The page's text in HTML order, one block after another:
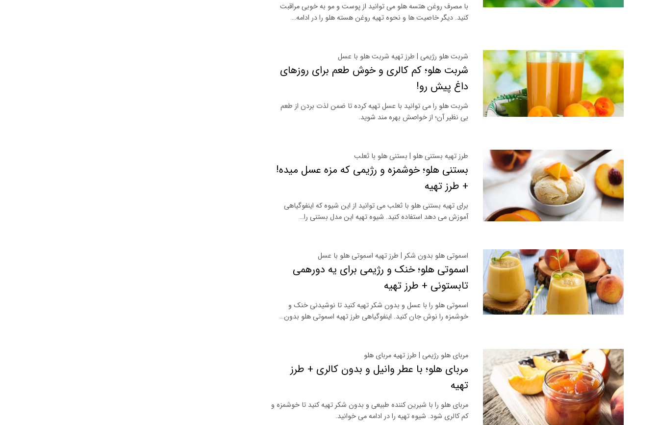
با مصرف روغن هتسه هلو می توانید از پوست و مو به خوبی مراقبت
کنید. دیگر خاصیت ها و نحوه تهیه روغن هسته هلو را در ادامه…
شربت هلو رژیمی | طرز تهیه شربت هلو با عسل
شربت هلو؛ کم کالری و خوش طعم برای روزهای
داغ پیش رو!
شربت هلو را می توانید با عسل تهیه کرده تا ضمن لذت بردن از طعم
بی نظیر آن؛ از خواصش بهره مند شوید.
طرز تهیه بستنی هلو | بستنی هلو با ثعلب
بستنی هلو؛ خوشمزه و رژیمی که مزه عسل میده!
+ طرز تهیه
برای تهیه بستنی هلو با ثعلب می توانید از این شیوه که اینفوگیاهی
آموزش می دهد استفاده کنید. شیوه تهیه این مدل بستنی را…
اسموتی هلو بدون شکر | طرز تهیه اسموتی هلو با عسل
اسموتی هلو؛ خنک و رژیمی برای یه دورهمی
تابستونی + طرز تهیه
اسموتی هلو را با عسل و بدون شکر تهیه کنید تا نوشیدنی خنک و
خوشمزه را نوش جان کنید. اینفوگیاهی طرز تهیه اسموتی هلو بدون…
مربای هلو رژیمی | طرز تهیه مربای هلو
مربای هلو؛ با عطر وانیل و بدون کالری + طرز
تهیه
مربای هلو را با شیرین کننده طبیعی و بدون شکر تهیه کنید تا خوشمزه و
کم کالری شود. شیوه تهیه را در ادامه می خوانید.